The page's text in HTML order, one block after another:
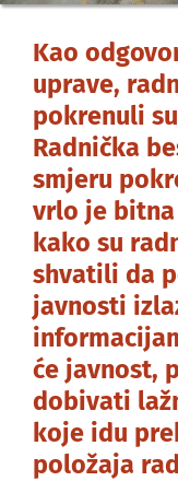
Kao
uprave,
pokrenuli
Radnička
smjeru
vrlo je
kako su
shvatili da
javnosti
će javnost,
dobivati
koje idu
položaja